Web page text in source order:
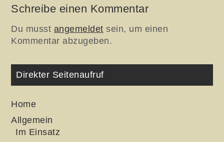
Schreibe einen Kommentar
Du musst angemeldet sein, um einen
Kommentar abzugeben.
Direkter Seitenaufruf
Home
Allgemein
Im Einsatz